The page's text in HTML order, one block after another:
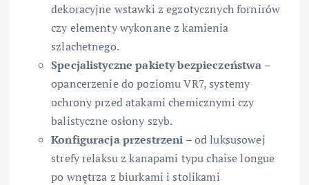
dekoracyjne wstawki z egzotycznych fornirów
czy elementy wykonane z kamienia
szlachetnego.
Specjalistyczne pakiety bezpieczeństwa –
opancerzenie do poziomu VR7, systemy
ochrony przed atakami chemicznymi czy
balistyczne osłony szyb.
Konfiguracja przestrzeni – od luksusowej
strefy relaksu z kanapami typu chaise longue
po wnętrza z biurkami i stolikami